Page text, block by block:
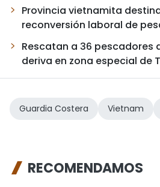
Provincia vietnamita
reconversión laboral de
Rescatan a 36 pescadores
deriva en zona especial de
Guardia Costera Vietnam
RECOMENDAMOS